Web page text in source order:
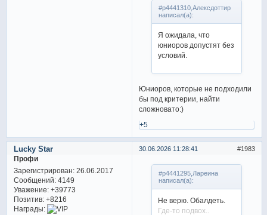
#p4441310,Алексдоттир
написал(а):
Я ожидала, что
юниоров допустят без
условий.
Юниоров, которые не подходили
бы под критерии, найти
сложновато:)
+5
1983
30.06.2026 11:28:41
Lucky Star
Профи
Зарегистрирован: 26.06.2017
Сообщений:4149
Уважение: +39773
Позитив: +8216
Награды:
#p4441295,Лареина
написал(а):
Не верю. Обалдеть.
Где-то подвох..